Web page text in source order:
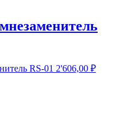
2'606,00 ₽